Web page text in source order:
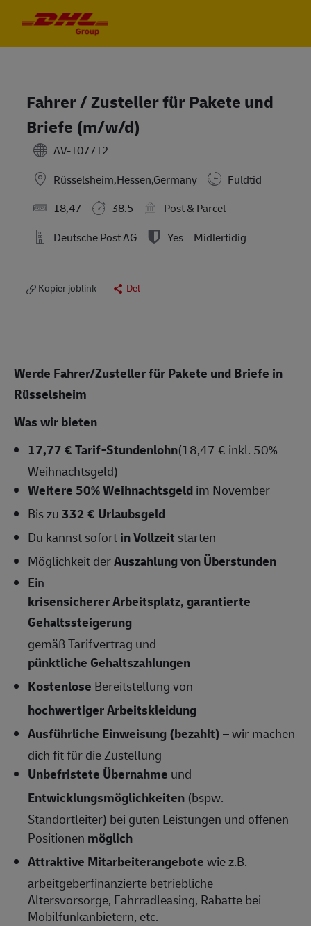
Fahrer / Zusteller für Pakete und
Briefe (m/w/d)
AV-107712
Rüsselsheim,Hessen,Germany
Fuldtid
18,47
38.5
Post & Parcel
Deutsche Post AG
Yes Midlertidig
Kopier joblink Del
Werde Fahrer/Zusteller für Pakete und Briefe in
Rüsselsheim
Was wir bieten
17,77 € Tarif-Stundenlohn(18,47 € inkl. 50%
Weihnachtsgeld)
Weitere 50% Weihnachtsgeldim November
Bis zu332 € Urlaubsgeld
Du kannst sofortin Vollzeit starten
Möglichkeit derAuszahlung von Überstunden
Ein
krisensicherer Arbeitsplatz, garantierte
Gehaltssteigerung
gemäß Tarifvertrag und
pünktliche Gehaltszahlungen
Kostenlose Bereitstellung von
hochwertiger Arbeitskleidung
Ausführliche Einweisung (bezahlt)– wir machen
dich fit für die Zustellung
Unbefristete Übernahme und
Entwicklungsmöglichkeiten (bspw.
Standortleiter) bei guten Leistungen und offenen
Positionen möglich
Attraktive Mitarbeiterangebotewie z.B.
arbeitgeberfinanzierte betriebliche
Altersvorsorge, Fahrradleasing, Rabatte bei
Mobilfunkanbietern, etc.